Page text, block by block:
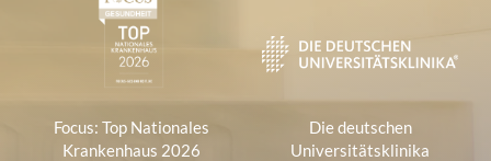
Focus: Top Nationales
Krankenhaus 2026
Die deutschen
Universitätsklinika